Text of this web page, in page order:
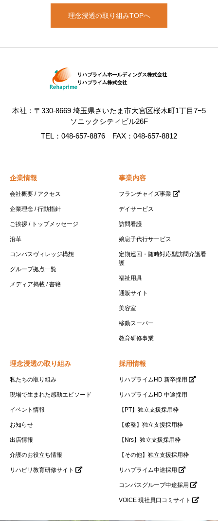
理念浸透の取り組みTOPへ
本社：〒330-8669 埼玉県さいたま市大宮区桜木町1丁目7−5
ソニックシティビル26F
TEL：048-657-8876 FAX：048-657-8812
企業情報
会社概要 / アクセス
企業理念 / 行動指針
ご挨拶 / トップメッセージ
沿革
コンパスヴィレッジ構想
グループ拠点一覧
メディア掲載 / 書籍
事業内容
フランチャイズ事業
デイサービス
訪問看護
娘息子代行サービス
定期巡回・随時対応型訪問介護看
護
福祉用具
通販サイト
美容室
移動スーパー
教育研修事業
理念浸透の取り組み
私たちの取り組み
現場で生まれた感動エピソード
イベント情報
お知らせ
出店情報
介護のお役立ち情報
リハビリ教育研修サイト
採用情報
リハプライムHD 新卒採用
リハプライムHD 中途採用
【PT】独立支援採用枠
【柔整】独立支援採用枠
【Nrs】独立支援採用枠
【その他】独立支援採用枠
リハプライム中途採用
コンパスグループ中途採用
VOICE 現社員口コミサイト